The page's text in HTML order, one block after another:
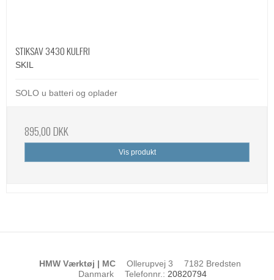
STIKSAV 3430 KULFRI
SKIL
SOLO u batteri og oplader
895,00 DKK
Vis produkt
HMW Værktøj | MC Ollerupvej 3
7182 Bredsten
Danmark
Telefonnr.: 20820794